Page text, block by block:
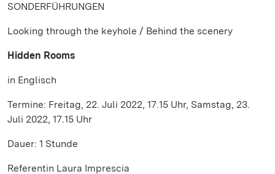
SONDERFÜHRUNGEN
Looking through the keyhole / Behind the scenery
Hidden Rooms
in Englisch
Termine: Freitag, 22. Juli 2022, 17.15 Uhr, Samstag, 23.
Juli 2022, 17.15 Uhr
Dauer: 1 Stunde
Referentin Laura Imprescia